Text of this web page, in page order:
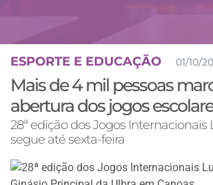
ESPORTE E EDUCAÇÃO 01/10/
Mais de 4 mil pessoas
abertura dos jogos
28ª edição dos Jogos Internacionais
segue até sexta-feira